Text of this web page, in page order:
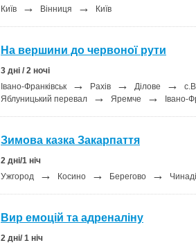
Київ
→ Вінниця → Київ
На вершини до червоної рути
3 дні / 2 ночі
Івано-Франківськ
→ Рахів → Ділове →
Яблуницький перевал
→ Яремче → Івано-
Зимова казка Закарпаття
2 дні/1 ніч
Ужгород
→ Косино → Берегово →
Вир емоцій та адреналіну
2 дні/ 1 ніч